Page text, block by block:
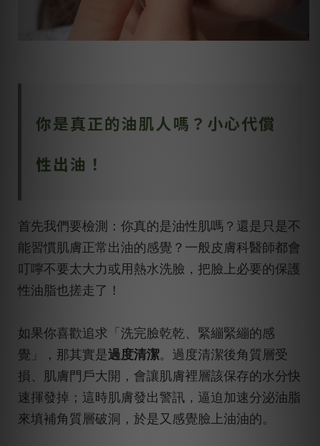
你是真正的油肌人嗎？小心代償
性出油！
首先我們要檢測：你真的是油性肌嗎？還是只是不
能習慣肌膚正常出油的感覺？一般皮膚科醫師都會
叮嚀不要太大力或用熱水洗臉，把臉上必要的保護
性油脂也搓走了！
如果你喜歡追求「洗完臉乾乾、緊繃緊繃的感
覺」，那其實是過度清潔。過度清潔後角質層受
損、肌膚門戶大開，會讓肌膚裡層該保存的水分快
速揮發掉；這時肌膚發出警訊，逼迫加速分泌油脂
來填補角質層破洞，於是又感覺臉上油油的。